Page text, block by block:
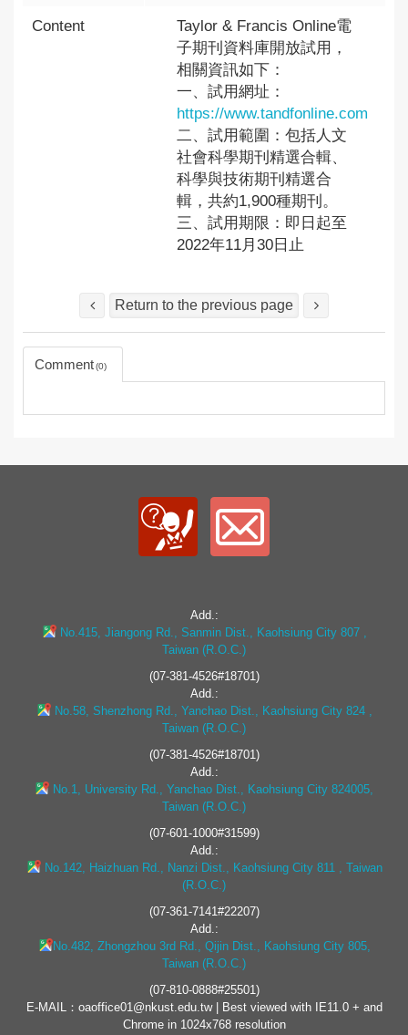
Content
Taylor & Francis Online電
子期刊資料庫開放試用，
相關資訊如下：
一、試用網址：
https://www.tandfonline.com
二、試用範圍：包括人文
社會科學期刊精選合輯、
科學與技術期刊精選合
輯，共約1,900種期刊。
三、試用期限：即日起至
2022年11月30日止
Return to the previous page
Comment 0
Add.:
No.415, Jiangong Rd., Sanmin Dist., Kaohsiung City 807 ,
Taiwan (R.O.C.)
(07-381-4526#18701)
Add.:
No.58, Shenzhong Rd., Yanchao Dist., Kaohsiung City 824 ,
Taiwan (R.O.C.)
(07-381-4526#18701)
Add.:
No.1, University Rd., Yanchao Dist., Kaohsiung City 824005,
Taiwan (R.O.C.)
(07-601-1000#31599)
Add.:
No.142, Haizhuan Rd., Nanzi Dist., Kaohsiung City 811 , Taiwan
(R.O.C.)
(07-361-7141#22207)
Add.:
No.482, Zhongzhou 3rd Rd., Qijin Dist., Kaohsiung City 805,
Taiwan (R.O.C.)
(07-810-0888#25501)
E-MAIL：oaoffice01@nkust.edu.tw | Best viewed with IE11.0 + and
Chrome in 1024x768 resolution